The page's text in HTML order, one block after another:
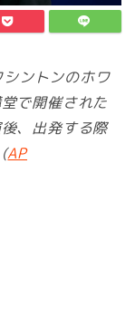
ントンのホワ
で開催された
、出発する際
AP